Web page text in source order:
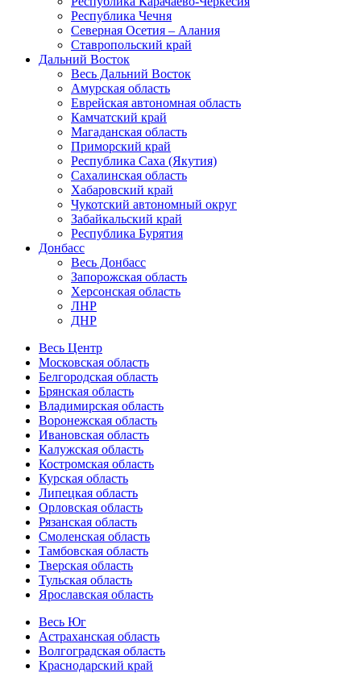
Республика Чечня
Северная Осетия – Алания
Ставропольский край
Дальний Восток
Весь Дальний Восток
Амурская область
Еврейская автономная область
Камчатский край
Магаданская область
Приморский край
Республика Саха (Якутия)
Сахалинская область
Хабаровский край
Чукотский автономный округ
Забайкальский край
Республика Бурятия
Донбасс
Весь Донбасс
Запорожская область
Херсонская область
ЛНР
ДНР
Весь Центр
Московская область
Белгородская область
Брянская область
Владимирская область
Воронежская область
Ивановская область
Калужская область
Костромская область
Курская область
Липецкая область
Орловская область
Рязанская область
Смоленская область
Тамбовская область
Тверская область
Тульская область
Ярославская область
Весь Юг
Астраханская область
Волгоградская область
Краснодарский край